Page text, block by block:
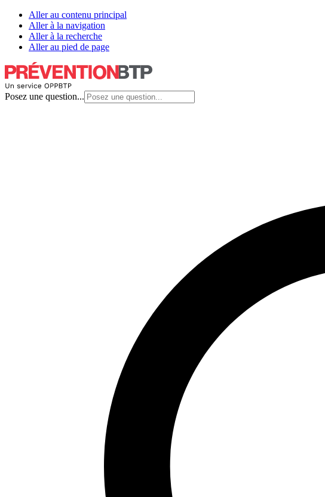
Aller au contenu principal
Aller à la navigation
Aller à la recherche
Aller au pied de page
Posez une question...